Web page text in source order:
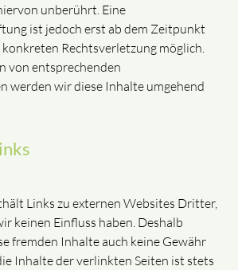
unberührt. Eine
ist jedoch erst ab dem Zeitpunkt
Rechtsverletzung möglich.
von entsprechenden
werden wir diese Inhalte umgehend
Links zu externen Websites Dritter,
keinen Einfluss haben. Deshalb
fremden Inhalte auch keine Gewähr
Inhalte der verlinkten Seiten ist stets